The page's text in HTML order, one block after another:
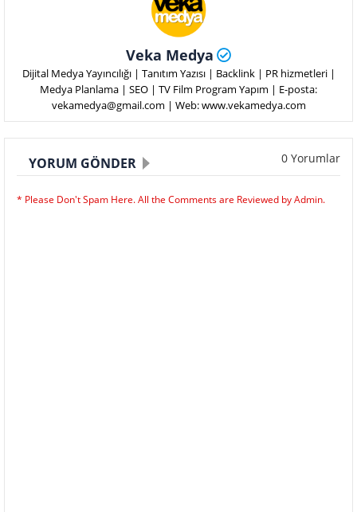
Veka Medya
Dijital Medya Yayıncılığı | Tanıtım Yazısı | Backlink | PR hizmetleri |
Medya Planlama | SEO | TV Film Program Yapım | E-posta:
vekamedya@gmail.com | Web: www.vekamedya.com
YORUM GÖNDER 0 Yorumlar
* Please Don't Spam Here. All the Comments are Reviewed by Admin.